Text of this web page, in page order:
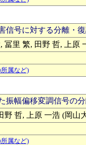
信号に対する分離・
冨里 繁, 田野 哲, 上原
属など)
振幅偏移変調信号の
野 哲, 上原 一浩 (岡山
属など)